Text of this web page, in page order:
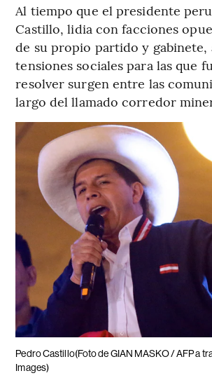
Al tiempo que el presidente
Castillo, lidia con facciones
de su propio partido y gabinete,
tensiones sociales para las que
resolver surgen entre las
largo del llamado corredor
Pedro Castillo(Foto de GIAN MASKO / AFP a
Images)